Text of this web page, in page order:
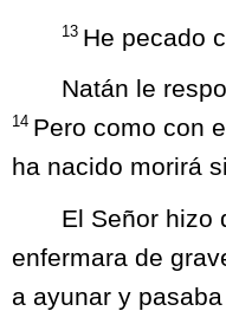
13 He pecado
Natán le
14 Pero como con
ha nacido morirá
El Señor hizo
enfermara de
a ayunar y